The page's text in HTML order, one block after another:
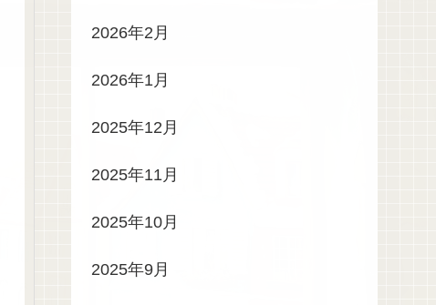
2026年2月
2026年1月
2025年12月
2025年11月
2025年10月
2025年9月